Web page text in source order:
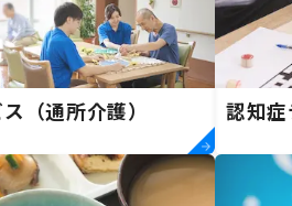
（通所介護） 認知症